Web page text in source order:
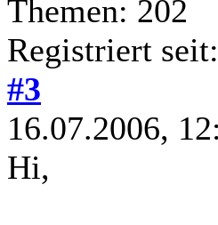
Themen: 202
Registriert
#3
16.07.2006,
Hi,